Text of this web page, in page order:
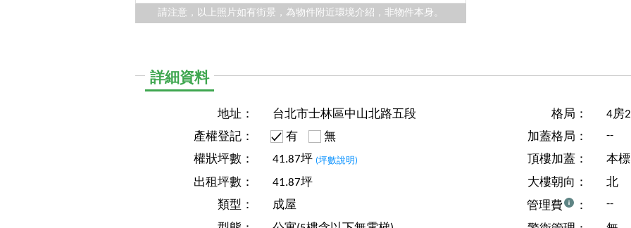
請注意，以上照片如有街景，為物件附近環境介紹，非物件本身。
詳細資料
地址：
台北市士林區中山北路五段
產權登記：
有
無
權狀坪數：
41.87坪 (坪數說明)
出租坪數：
41.87坪
類型：
成屋
格局：
4房
加蓋格局：
--
頂樓加蓋：
本
大樓朝向：
北
管理費
： --